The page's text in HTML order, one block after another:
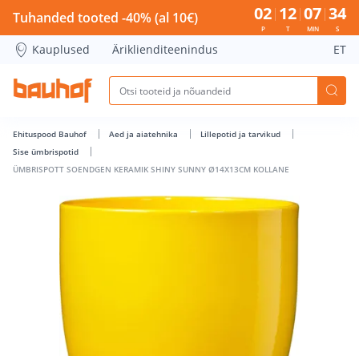
ÜMBRISPOTT SOENDGEN KERAMIK SHINY SUNNY
Tuhanded tooted -40% (al 10€) 02
P
12
T
07
MIN
34
S
Kauplused Äriklienditeenindus ET
Ehituspood Bauhof Aed ja aiatehnika
Lillepotid ja tarvikud
Sise ümbrispotid
ÜMBRISPOTT SOENDGEN KERAMIK SHINY SUNNY Ø14X13CM KOLLANE